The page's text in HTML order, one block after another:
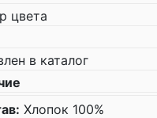
цвета
в каталог
Хлопок 100%